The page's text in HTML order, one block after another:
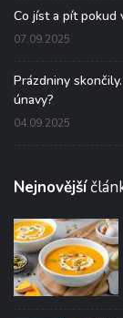
Co jíst a pít pokud
07.09.2025
Prázdniny
únavy?
04.09.2025
Nejnovější